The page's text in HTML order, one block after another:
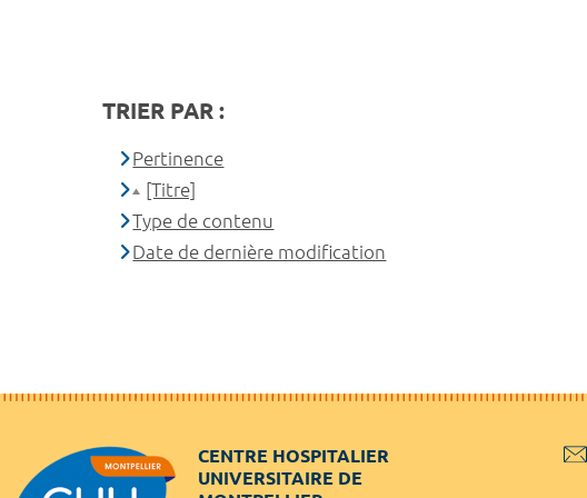
TRIER PAR :
Pertinence
[Titre]
Type de contenu
Date de dernière modification
CENTRE HOSPITALIER
UNIVERSITAIRE DE